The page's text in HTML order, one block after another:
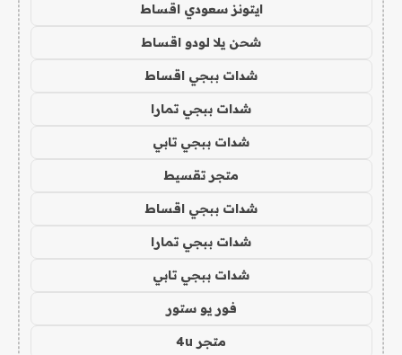
ايتونز سعودي اقساط
شحن يلا لودو اقساط
شدات ببجي اقساط
شدات ببجي تمارا
شدات ببجي تابي
متجر تقسيط
شدات ببجي اقساط
شدات ببجي تمارا
شدات ببجي تابي
فور يو ستور
متجر 4u